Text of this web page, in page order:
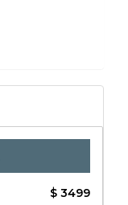
$ 3499